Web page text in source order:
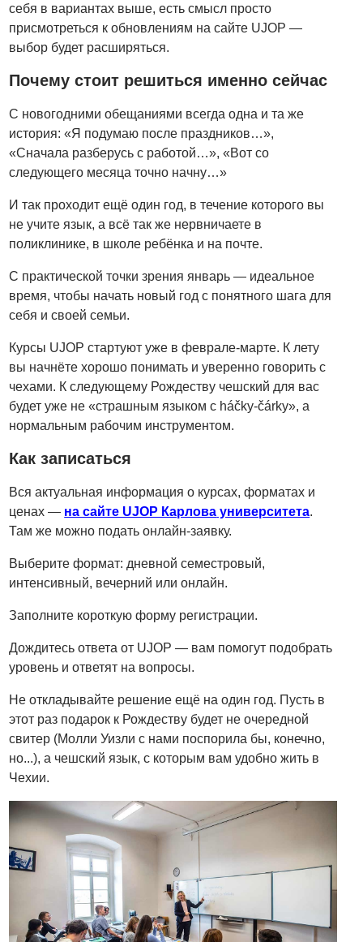
себя в вариантах выше, есть смысл просто
присмотреться к обновлениям на сайте UJOP —
выбор будет расширяться.
Почему стоит решиться именно сейчас
С новогодними обещаниями всегда одна и та же
история: «Я подумаю после праздников…»,
«Сначала разберусь с работой…», «Вот со
следующего месяца точно начну…»
И так проходит ещё один год, в течение которого вы
не учите язык, а всё так же нервничаете в
поликлинике, в школе ребёнка и на почте.
С практической точки зрения январь — идеальное
время, чтобы начать новый год с понятного шага для
себя и своей семьи.
Курсы UJOP стартуют уже в феврале-марте. К лету
вы начнёте хорошо понимать и уверенно говорить с
чехами. К следующему Рождеству чешский для вас
будет уже не «страшным языком с háčky-čárky», а
нормальным рабочим инструментом.
Как записаться
Вся актуальная информация о курсах, форматах и
ценах — на сайте UJOP Карлова университета.
Там же можно подать онлайн-заявку.
Выберите формат: дневной семестровый,
интенсивный, вечерний или онлайн.
Заполните короткую форму регистрации.
Дождитесь ответа от UJOP — вам помогут подобрать
уровень и ответят на вопросы.
Не откладывайте решение ещё на один год. Пусть в
этот раз подарок к Рождеству будет не очередной
свитер (Молли Уизли с нами поспорила бы, конечно,
но...), а чешский язык, с которым вам удобно жить в
Чехии.